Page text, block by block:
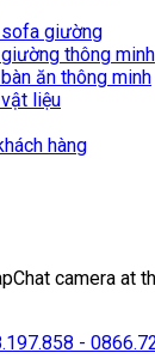
giường
thông minh
ăn thông minh
liệu
hàng
camera at
-